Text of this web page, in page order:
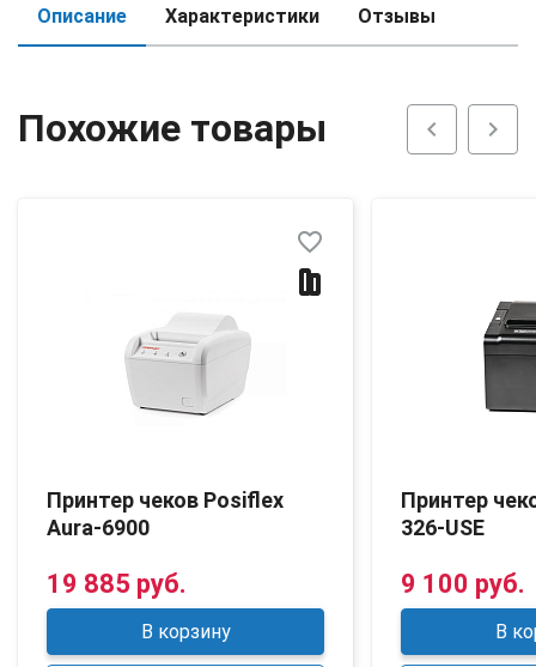
Описание Характеристики Отзывы
Похожие товары chevron_left chevron_right
Принтер чеков Posiflex
Aura-6900
favorite_border
19 885 руб.
В корзину
Принтер
326-USE
9 100 руб.
В